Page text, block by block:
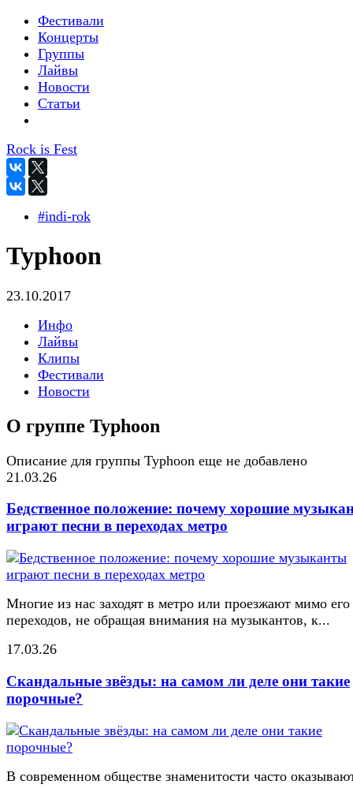
Фестивали
Концерты
Группы
Лайвы
Новости
Статьи
Rock is Fest
#indi-rok
Typhoon
23.10.2017
Инфо
Лайвы
Клипы
Фестивали
Новости
О группе Typhoon
Описание для группы Typhoon еще не добавлено
21.03.26
Бедственное положение: почему хорошие
играют песни в переходах метро
Многие из нас заходят в метро или проезжают мимо его
переходов, не обращая внимания на музыкантов, к...
17.03.26
Скандальные звёзды: на самом ли деле они такие
порочные?
В современном обществе знаменитости часто